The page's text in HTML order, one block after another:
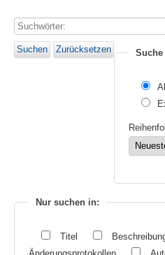
Suchwörter:
Suchen Zurücksetzen Suche
Nur suchen in:
Titel